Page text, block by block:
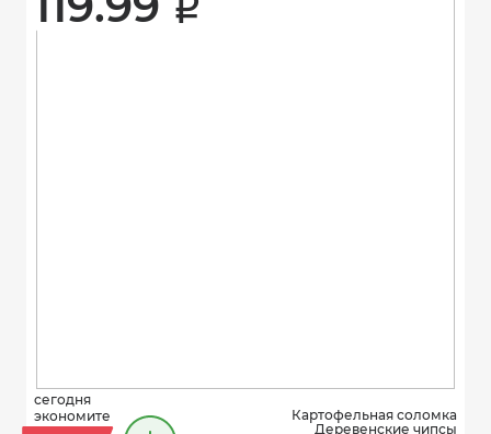
i
сегодня
экономите
Картофельная соломка
Деревенские чипсы